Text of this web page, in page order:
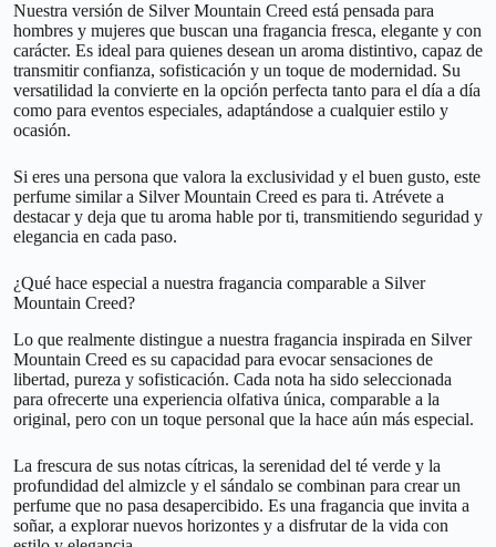
Nuestra versión de Silver Mountain Creed está pensada para
hombres y mujeres que buscan una fragancia fresca, elegante y con
carácter. Es ideal para quienes desean un aroma distintivo, capaz de
transmitir confianza, sofisticación y un toque de modernidad. Su
versatilidad la convierte en la opción perfecta tanto para el día a día
como para eventos especiales, adaptándose a cualquier estilo y
ocasión.
Si eres una persona que valora la exclusividad y el buen gusto, este
perfume similar a Silver Mountain Creed es para ti. Atrévete a
destacar y deja que tu aroma hable por ti, transmitiendo seguridad y
elegancia en cada paso.
¿Qué hace especial a nuestra fragancia comparable a Silver
Mountain Creed?
Lo que realmente distingue a nuestra fragancia inspirada en Silver
Mountain Creed es su capacidad para evocar sensaciones de
libertad, pureza y sofisticación. Cada nota ha sido seleccionada
para ofrecerte una experiencia olfativa única, comparable a la
original, pero con un toque personal que la hace aún más especial.
La frescura de sus notas cítricas, la serenidad del té verde y la
profundidad del almizcle y el sándalo se combinan para crear un
perfume que no pasa desapercibido. Es una fragancia que invita a
soñar, a explorar nuevos horizontes y a disfrutar de la vida con